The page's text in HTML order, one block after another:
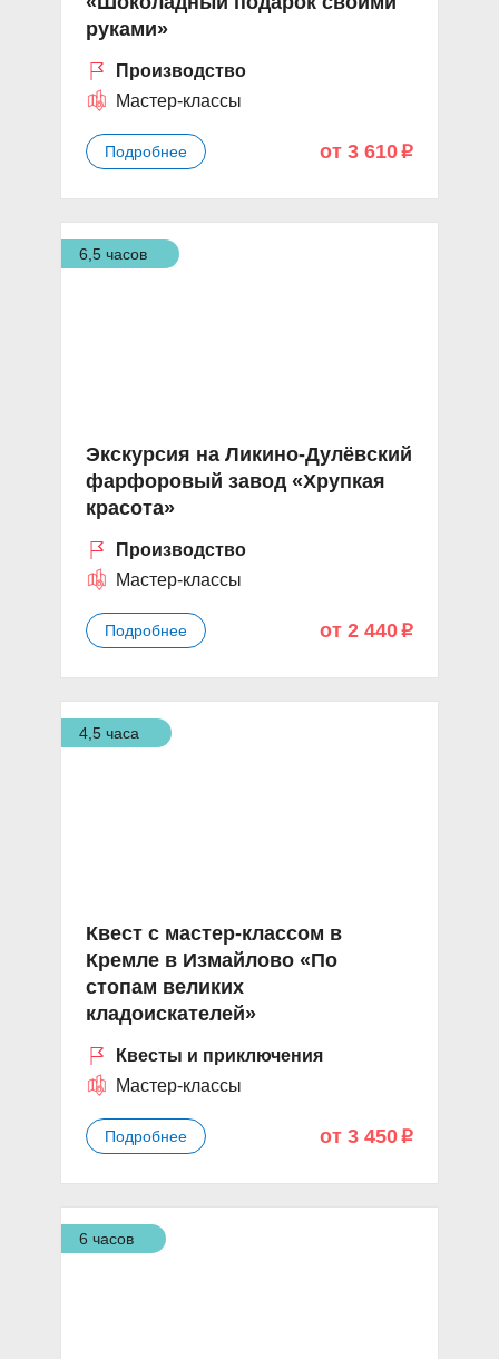
руками»
Производство
Мастер-классы
Подробнее от 3 610 p
6,5 часов
Экскурсия на Ликино-Дулёвский
фарфоровый завод «Хрупкая
красота»
Производство
Мастер-классы
Подробнее от 2 440 p
4,5 часа
Квест с мастер-классом в
Кремле в Измайлово «По
стопам великих
кладоискателей»
Квесты и приключения
Мастер-классы
Подробнее от 3 450 p
6 часов